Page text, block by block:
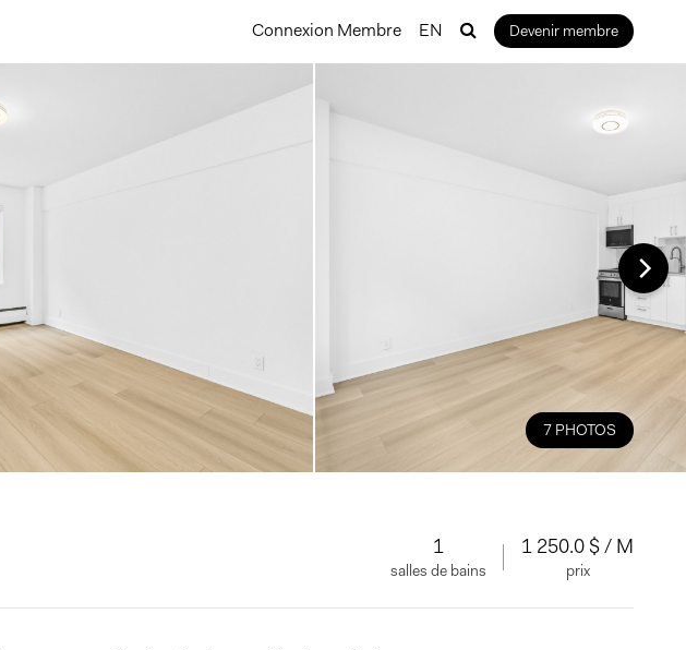
Connexion Membre EN Devenir membre
7 PHOTOS
1
salles de bains
1 250.0 $ / M
prix